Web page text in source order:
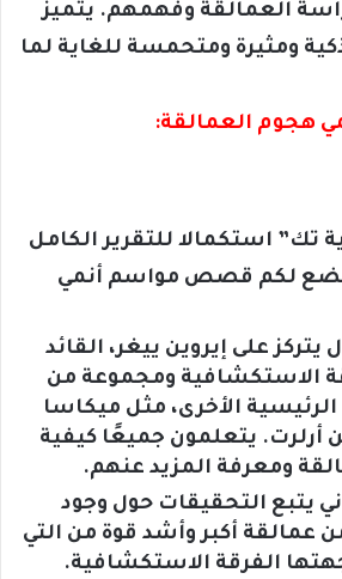
العمالقة وفهمهم. يتميز
ومثيرة ومتحمسة للغاية لما
هجوم العمالقة:
تك” استكمالا للتقرير الكامل
نضع لكم قصص مواسم أنمي
يتركز على إيروين ييغر، القائد
الاستكشافية ومجموعة من
الأخرى، مثل ميكاسا
أرلرت. يتعلمون جميعًا كيفية
ومعرفة المزيد عنهم.
يتبع التحقيقات حول وجود
عمالقة أكبر وأشد قوة من التي
الفرقة الاستكشافية.